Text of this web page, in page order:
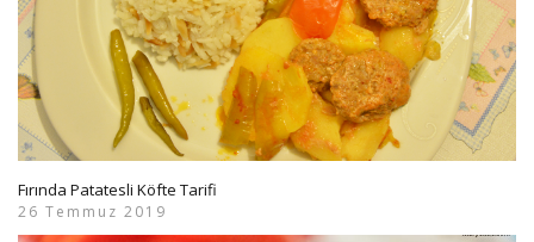
Fırında Patatesli Köfte Tarifi
26 Temmuz 2019